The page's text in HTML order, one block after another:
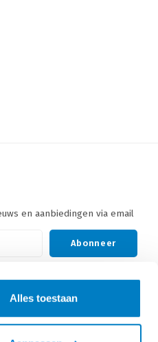
Alles toestaan
en aanbiedingen via email
Abonneer